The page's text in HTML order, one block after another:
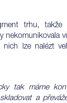
trhu, takže
nekomunikovala
nich lze nalézt
tak máme
a